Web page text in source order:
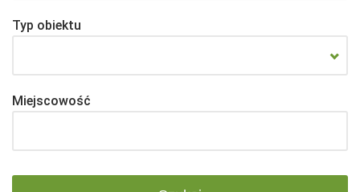
Typ obiektu
Miejscowość